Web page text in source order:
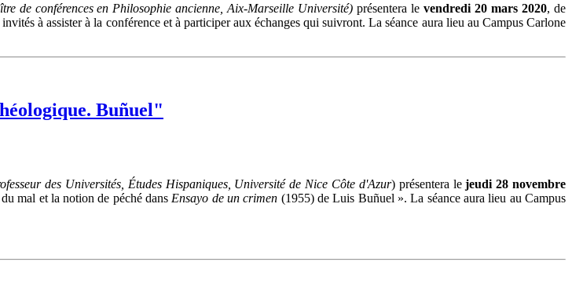
de conférences en Philosophie ancienne, Aix-Marseille Université) présentera levendredi 20 mars 2020, de
à assister à la conférence et à participer aux échanges qui suivront. La séance aura lieu au Campus Carlone
Buñuel"
des Universités, Études Hispaniques, Université de Nice Côte d'Azur) présentera lejeudi 28 novembre
mal et la notion de péché dans Ensayo de un crimen (1955) de Luis Buñuel ». La séance aura lieu au Campus